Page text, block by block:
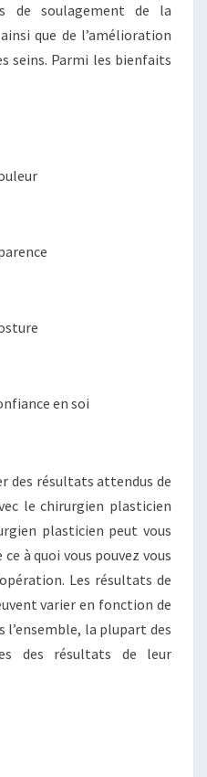
de soulagement de la
que de l’amélioration
seins. Parmi les bienfaits
en soi
des résultats attendus de
le chirurgien plasticien
plasticien peut vous
à quoi vous pouvez vous
Les résultats de
varier en fonction de
l’ensemble, la plupart des
des résultats de leur